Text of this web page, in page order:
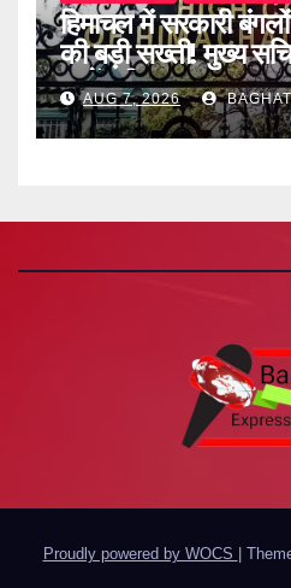
हिमाचल में सरकारी
की बड़ी सख्ती! मुख्य
जानें पूरी खबर
AUG 7, 2026
Proudly powered by WOCS |